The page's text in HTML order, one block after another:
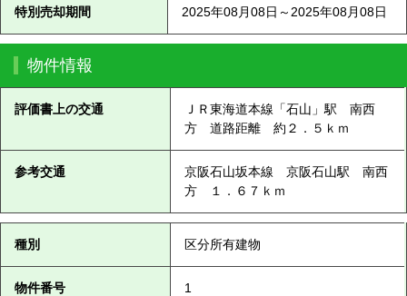
特別売却期間 2025年08月08日～2025年08月08日
物件情報
評価書上の交通
ＪＲ東海道本線「石山」駅 南西
方 道路距離 約２．５ｋｍ
参考交通
京阪石山坂本線 京阪石山駅 南西
方 １．６７ｋｍ
種別 区分所有建物
物件番号 1